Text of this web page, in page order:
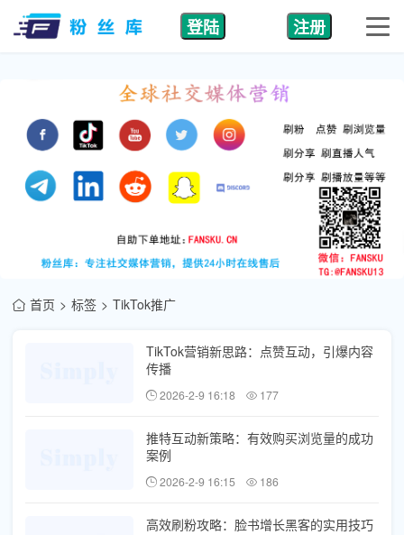
登陆 注册
首页 标签 TikTok推广
TikTok营销新思路：点赞互动，引爆内容
传播
2026-2-9 16:18 177
推特互动新策略：有效购买浏览量的成功
案例
2026-2-9 16:15 186
高效刷粉攻略：脸书增长黑客的实用技巧